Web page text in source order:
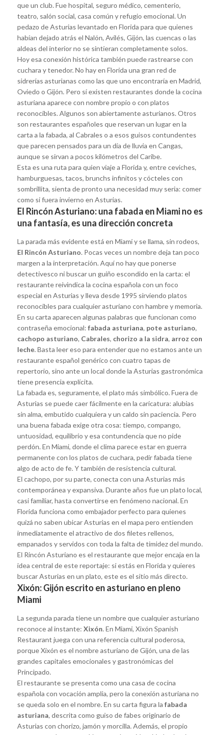
que un club. Fue hospital, seguro médico, cementerio,
teatro, salón social, casa común y refugio emocional. Un
pedazo de Asturias levantado en Florida para que quienes
habían dejado atrás el Nalón, Avilés, Gijón, las cuencas o las
aldeas del interior no se sintieran completamente solos.
Hoy esa conexión histórica también puede rastrearse con
cuchara y tenedor. No hay en Florida una gran red de
sidrerías asturianas como las que uno encontraría en Madrid,
Oviedo o Gijón. Pero sí existen restaurantes donde la cocina
asturiana aparece con nombre propio o con platos
reconocibles. Algunos son abiertamente asturianos. Otros
son restaurantes españoles que reservan un lugar en la
carta a la fabada, al Cabrales o a esos guisos contundentes
que parecen pensados para un día de lluvia en Cangas,
aunque se sirvan a pocos kilómetros del Caribe.
Esta es una ruta para quien viaje a Florida y, entre ceviches,
hamburguesas, tacos, brunchs infinitos y cócteles con
sombrillita, sienta de pronto una necesidad muy seria: comer
como si fuera invierno en Asturias.
El Rincón Asturiano: una fabada en Miami no es
una fantasía, es una dirección concreta
La parada más evidente está en Miami y se llama, sin rodeos,
El Rincón Asturiano. Pocas veces un nombre deja tan poco
margen a la interpretación. Aquí no hay que ponerse
detectivesco ni buscar un guiño escondido en la carta: el
restaurante reivindica la cocina española con un foco
especial en Asturias y lleva desde 1995 sirviendo platos
reconocibles para cualquier asturiano con hambre y memoria.
En su carta aparecen algunas palabras que funcionan como
contraseña emocional: fabada asturiana, pote asturiano,
cachopo asturiano, Cabrales, chorizo a la sidra, arroz con
leche. Basta leer eso para entender que no estamos ante un
restaurante español genérico con cuatro tapas de
repertorio, sino ante un local donde la Asturias gastronómica
tiene presencia explícita.
La fabada es, seguramente, el plato más simbólico. Fuera de
Asturias se puede caer fácilmente en la caricatura: alubias
sin alma, embutido cualquiera y un caldo sin paciencia. Pero
una buena fabada exige otra cosa: tiempo, compango,
untuosidad, equilibrio y esa contundencia que no pide
perdón. En Miami, donde el clima parece estar en guerra
permanente con los platos de cuchara, pedir fabada tiene
algo de acto de fe. Y también de resistencia cultural.
El cachopo, por su parte, conecta con una Asturias más
contemporánea y expansiva. Durante años fue un plato local,
casi familiar, hasta convertirse en fenómeno nacional. En
Florida funciona como embajador perfecto para quienes
quizá no saben ubicar Asturias en el mapa pero entienden
inmediatamente el atractivo de dos filetes rellenos,
empanados y servidos con toda la falta de timidez del mundo.
El Rincón Asturiano es el restaurante que mejor encaja en la
idea central de este reportaje: si estás en Florida y quieres
buscar Asturias en un plato, este es el sitio más directo.
Xixón: Gijón escrito en asturiano en pleno
Miami
La segunda parada tiene un nombre que cualquier asturiano
reconoce al instante: Xixón. En Miami, Xixón Spanish
Restaurant juega con una referencia cultural poderosa,
porque Xixón es el nombre asturiano de Gijón, una de las
grandes capitales emocionales y gastronómicas del
Principado.
El restaurante se presenta como una casa de cocina
española con vocación amplia, pero la conexión asturiana no
se queda solo en el nombre. En su carta figura la fabada
asturiana, descrita como guiso de fabes originario de
Asturias con chorizo, jamón y morcilla. Además, el propio